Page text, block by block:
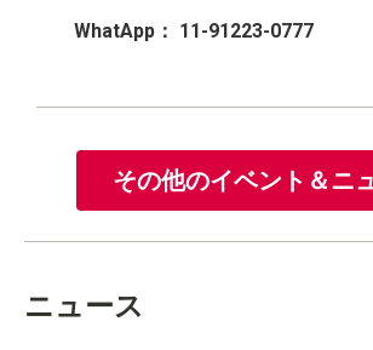
WhatApp： 11-91223-0777
その他のイベント＆ニ
ニュース